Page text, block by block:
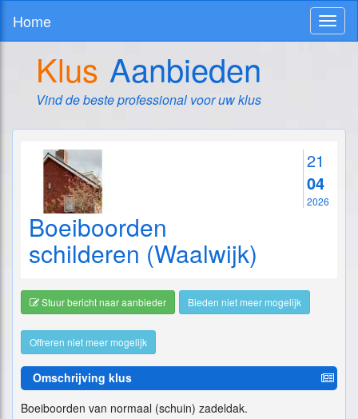
Home
Klus Aanbieden
Vind de beste professional voor uw klus
21
04
2026
Boeiboorden
schilderen (Waalwijk)
Stuur bericht naar aanbieder Bieden niet meer mogelijk
Offreren niet meer mogelijk
Omschrijving klus
Boeiboorden van normaal (schuin) zadeldak.